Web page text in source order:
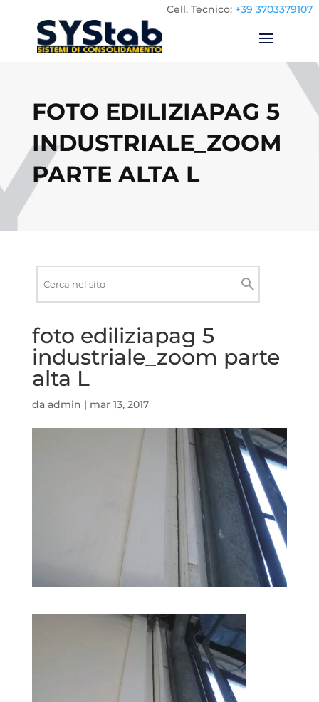
Cell. Tecnico: +39 3703379107
FOTO EDILIZIAPAG 5
INDUSTRIALE_ZOOM
PARTE ALTA L
sito
Cerca
foto ediliziapag 5
industriale_zoom parte
alta L
da admin | mar 13, 2017